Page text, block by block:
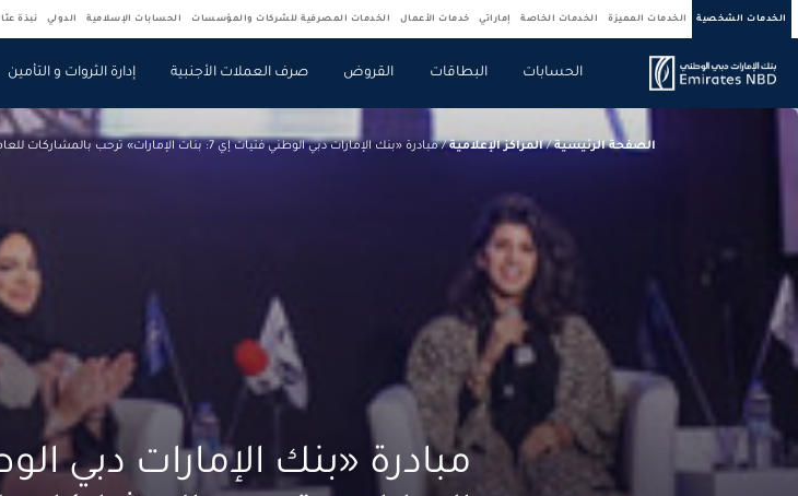
الخدمات الشخصية الخدمات المميزة الخدمات الخاصة إماراتي خدمات الأعمال الخدمات المصرفية للشركات والمؤسسات الحسابات الإسلامية الدولي نبذة عنّا
الحسابات البطاقات القروض صرف العملات الأجنبية إدارة الثروات و التأمين
الصفحة الرئيسية/المراكز الإعلامية/مبادرة «بنك الإمارات دبي الوطني فتيات إي 7: بنات الإمارات» ترحب بالمشاركات للعام 2018 في الحفل الافتتاحي